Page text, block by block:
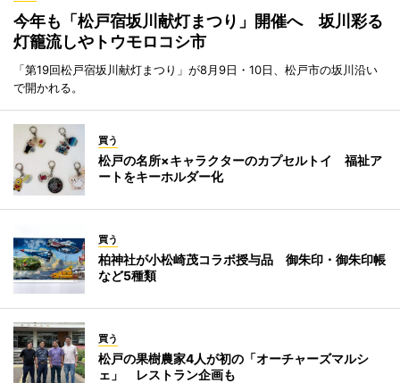
今年も「松戸宿坂川献灯まつり」開催へ 坂川彩る
灯籠流しやトウモロコシ市
「第19回松戸宿坂川献灯まつり」が8月9日・10日、松戸市の坂川沿い
で開かれる。
買う
松戸の名所×キャラクターのカプセルトイ 福祉ア
ートをキーホルダー化
買う
柏神社が小松崎茂コラボ授与品 御朱印・御朱印帳
など5種類
買う
松戸の果樹農家4人が初の「オーチャーズマルシ
ェ」 レストラン企画も